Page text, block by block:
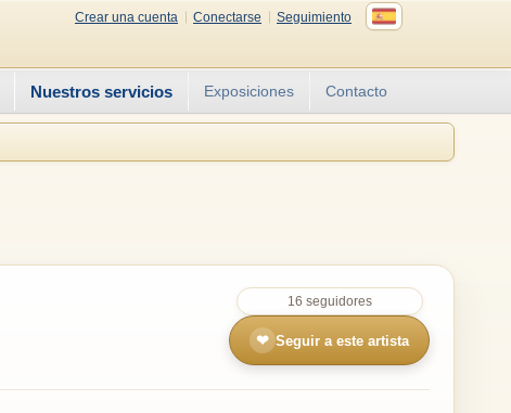
Crear una cuenta Conectarse
Seguimiento
Nuestros servicios Exposiciones Contacto
16 seguidores
❤ Seguir a este artista